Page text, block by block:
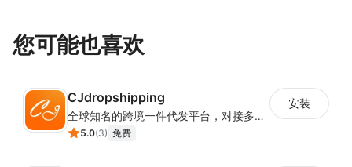
您可能也喜欢
CJdropshipping
全球知名的跨境一件代发平台，对接多家独立站建站平台及第三方电商平台，累计服务超过四十万家独立站商户，每月订单处理量超百万单，包裹发往全球200多个国家和地区。
5.0(3) 免费
安装